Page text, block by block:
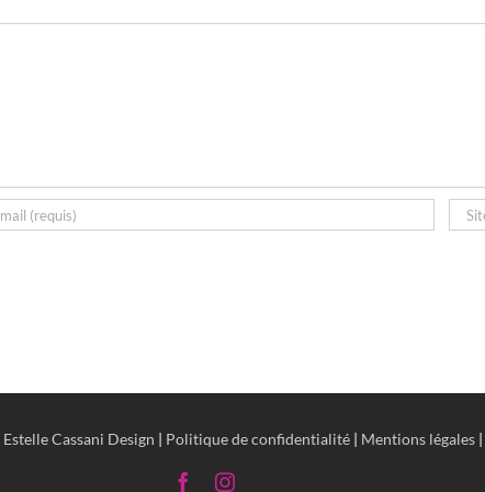
Estelle Cassani Design | Politique de confidentialité | Mentions légales |
FacebookInstagram